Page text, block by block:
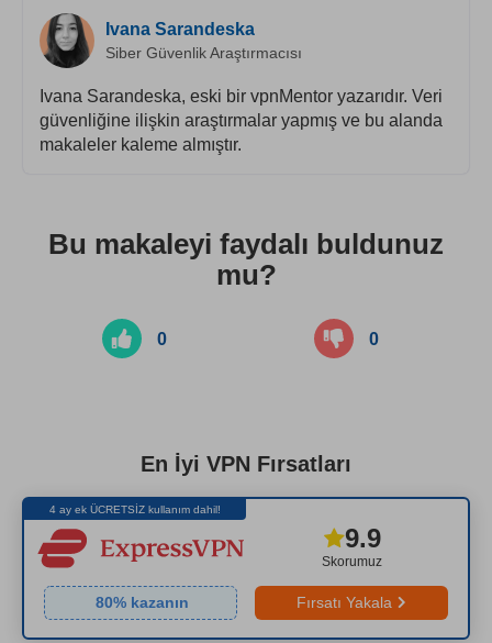
Ivana Sarandeska
Siber Güvenlik Araştırmacısı
Ivana Sarandeska, eski bir vpnMentor yazarıdır. Veri
güvenliğine ilişkin araştırmalar yapmış ve bu alanda
makaleler kaleme almıştır.
Bu makaleyi faydalı buldunuz
mu?
0 0
En İyi VPN Fırsatları
4 ay ek ÜCRETSİZ kullanım dahil!
Skorumuz
9.9
80% kazanın Fırsatı Yakala